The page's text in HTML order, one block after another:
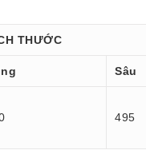
THƯỚC
Sâu
495